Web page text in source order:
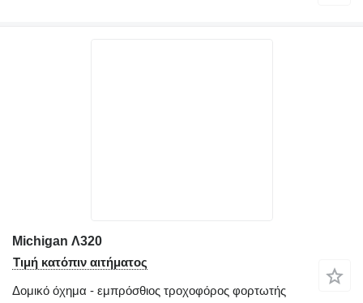
Michigan Λ320
Τιμή κατόπιν αιτήματος
Δομικό όχημα - εμπρόσθιος τροχοφόρος φορτωτής